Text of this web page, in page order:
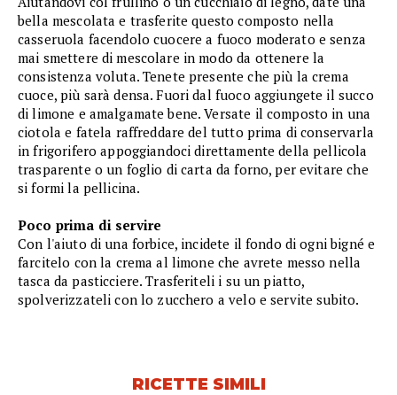
bella mescolata e trasferite questo composto nella
casseruola facendolo cuocere a fuoco moderato e senza
mai smettere di mescolare in modo da ottenere la
consistenza voluta. Tenete presente che più la crema
cuoce, più sarà densa. Fuori dal fuoco aggiungete il succo
di limone e amalgamate bene. Versate il composto in una
ciotola e fatela raffreddare del tutto prima di conservarla
in frigorifero appoggiandoci direttamente della pellicola
trasparente o un foglio di carta da forno, per evitare che
si formi la pellicina.
Poco prima di servire
Con l'aiuto di una forbice, incidete il fondo di ogni bigné e
farcitelo con la crema al limone che avrete messo nella
tasca da pasticciere. Trasferiteli i su un piatto,
spolverizzateli con lo zucchero a velo e servite subito.
RICETTE SIMILI